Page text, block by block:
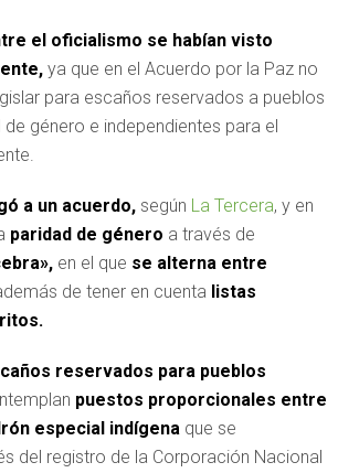
el oficialismo se habían visto
ya que en el Acuerdo por la Paz no
para escaños reservados a pueblos
género e independientes para el
a un acuerdo, según La Tercera, y en
paridad de género a través de
en el que se alterna entre
de tener en cuenta listas
reservados para pueblos
puestos proporcionales entre
especial indígena que se
del registro de la Corporación Nacional